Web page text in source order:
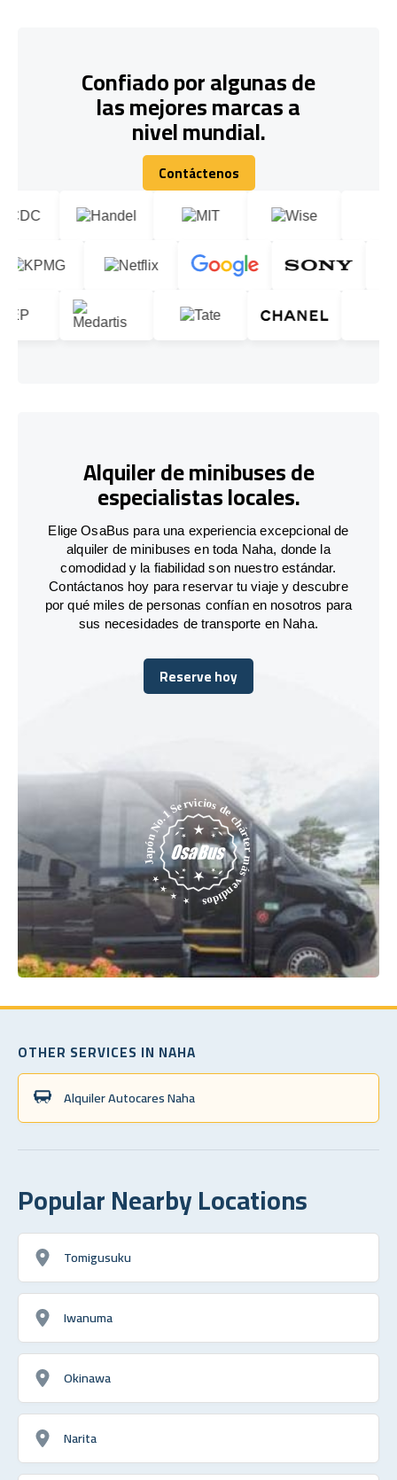
Confiado por algunas de
las mejores marcas a
nivel mundial.
Contáctenos
Contáctenos
Alquiler de minibuses de
especialistas locales.
Elige OsaBus para una experiencia excepcional de
alquiler de minibuses en toda Naha, donde la
comodidad y la fiabilidad son nuestro estándar.
Contáctanos hoy para reservar tu viaje y descubre
por qué miles de personas confían en nosotros para
sus necesidades de transporte en Naha.
Reserve hoy
Reserve hoy
OTHER SERVICES IN NAHA
Alquiler Autocares Naha
Popular Nearby Locations
Tomigusuku
Iwanuma
Okinawa
Narita